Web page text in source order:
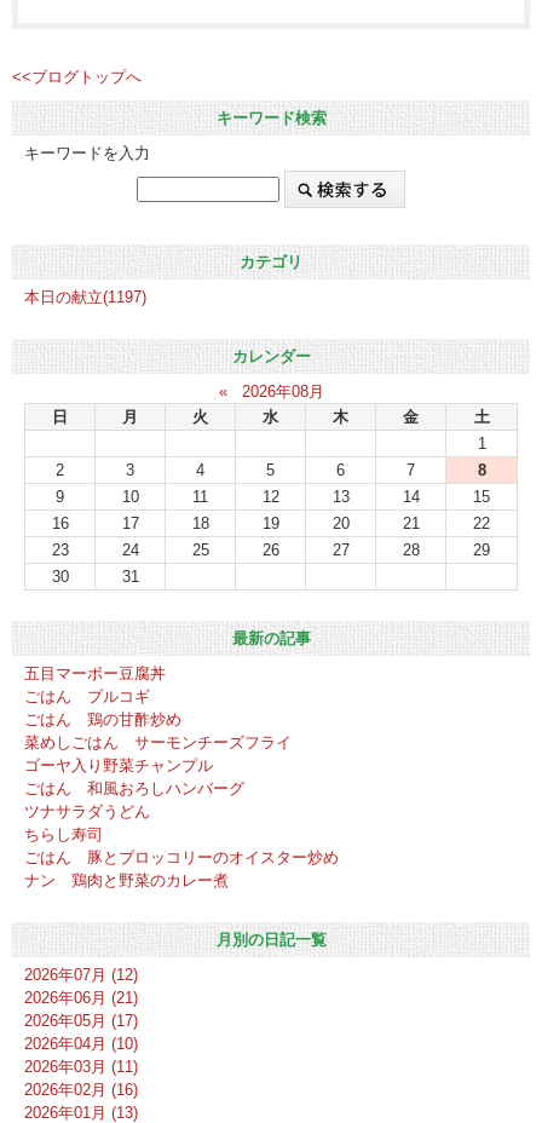
<<ブログトップへ
キーワード検索
キーワードを入力
カテゴリ
本日の献立(1197)
カレンダー
«
2026年08月
日
月 火 水 木 金
土
1
2
3 4 5 6 7
8
9
10 11 12 13 14
15
16
17 18 19 20 21
22
23
24 25 26 27 28
29
30
31
最新の記事
五目マーボー豆腐丼
ごはん プルコギ
ごはん 鶏の甘酢炒め
菜めしごはん サーモンチーズフライ
ゴーヤ入り野菜チャンプル
ごはん 和風おろしハンバーグ
ツナサラダうどん
ちらし寿司
ごはん 豚とブロッコリーのオイスター炒め
ナン 鶏肉と野菜のカレー煮
月別の日記一覧
2026年07月 (12)
2026年06月 (21)
2026年05月 (17)
2026年04月 (10)
2026年03月 (11)
2026年02月 (16)
2026年01月 (13)